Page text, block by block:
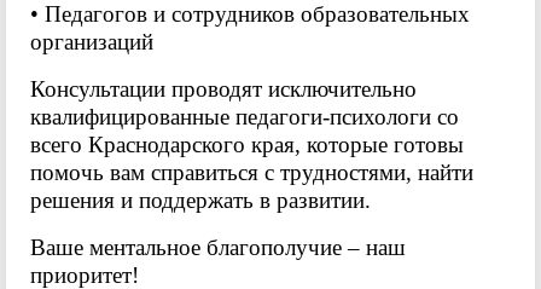
• Педагогов и сотрудников образовательных
организаций
Консультации проводят исключительно
квалифицированные педагоги-психологи со
всего Краснодарского края, которые готовы
помочь вам справиться с трудностями, найти
решения и поддержать в развитии.
Ваше ментальное благополучие – наш
приоритет!